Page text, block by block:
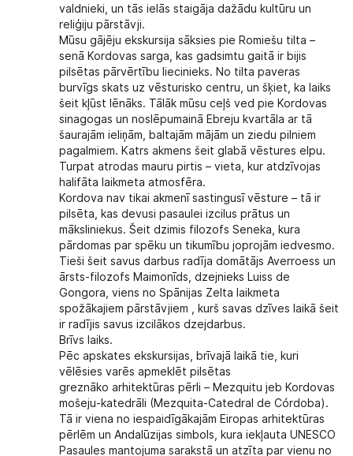
valdnieki, un tās ielās staigāja dažādu kultūru un
reliģiju pārstāvji.
Mūsu gājēju ekskursija sāksies pie Romiešu tilta –
senā Kordovas sarga, kas gadsimtu gaitā ir bijis
pilsētas pārvērtību liecinieks. No tilta paveras
burvīgs skats uz vēsturisko centru, un šķiet, ka laiks
šeit kļūst lēnāks. Tālāk mūsu ceļš ved pie Kordovas
sinagogas un noslēpumainā Ebreju kvartāla ar tā
šaurajām ieliņām, baltajām mājām un ziedu pilniem
pagalmiem. Katrs akmens šeit glabā vēstures elpu.
Turpat atrodas mauru pirtis – vieta, kur atdzīvojas
halifāta laikmeta atmosfēra.
Kordova nav tikai akmenī sastingusī vēsture – tā ir
pilsēta, kas devusi pasaulei izcilus prātus un
māksliniekus. Šeit dzimis filozofs Seneka, kura
pārdomas par spēku un tikumību joprojām iedvesmo.
Tieši šeit savus darbus radīja domātājs Averroess un
ārsts-filozofs Maimonīds, dzejnieks Luiss de
Gongora, viens no Spānijas Zelta laikmeta
spožākajiem pārstāvjiem , kurš savas dzīves laikā šeit
ir radījis savus izcilākos dzejdarbus.
Brīvs laiks.
Pēc apskates ekskursijas, brīvajā laikā tie, kuri
vēlēsies varēs apmeklēt pilsētas
greznākoarhitektūras pērli – Mezquitu jeb Kordovas
mošeju-katedrāli (Mezquita-Catedral de Córdoba).
Tā ir viena no iespaidīgākajām Eiropas arhitektūras
pērlēm un Andalūzijas simbols, kura iekļauta UNESCO
Pasaules mantojuma sarakstā un atzīta par vienu no